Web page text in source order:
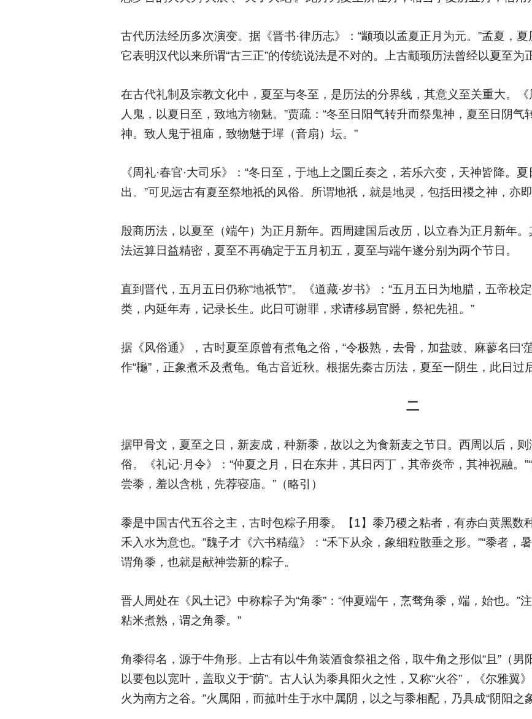
古代历法经历多次演变。据《晋书·律历志》：“颛顼以孟夏正月为元。”孟夏，
它表明汉代以来所谓“古三正”的传统说法是不对的。上古颛顼历法曾经以夏至为
在古代礼制及宗教文化中，夏至与冬至，是历法的分界线，其意义至关重大。《
人鬼，以夏日至，致地方物魅。”贾疏：“冬至日阳气转升而祭鬼神，夏至日阴气
神。致人鬼于祖庙，致物魅于墠（音扇）坛。”
《周礼·春官·大司乐》：“冬日至，于地上之圜丘奏之，若乐六变，天神皆降。
出。”可见远古有夏至祭地祇的风俗。所谓地祇，就是地灵，包括田禝之神，亦即
殷商历法，以夏至（端午）为正月新年。西周建国后改历，以立春为正月新年
法运算日益精密，夏至不再确定于五月初五，夏至与端午遂分别为两个节日。
直到晋代，五月五日仍称“地祇节”。《道藏·岁书》：“五月五日为地腊，五帝校
类，内延年寿，记录长生。此日可谢罪，求请移易官爵，祭祀先祖。”
据《风俗通》，古时夏至原曾有煮龟之俗，“令极熟，去骨，加盐豉、麻蓼名曰‘菹
作“龝”，正象煮禾及煮龟。龟古音近秋。根据先秦古历法，夏至一阴生，此日过
二
据甲骨文，夏至之日，新麦成，种新黍，故以之为食新麦之节日。西周以后，
俗。《礼记·月令》：“仲夏之月，日在东井，其日丙丁，其帝炎帝，其神祝融。
尝黍，羞以含桃，先荐寝庙。”（略引）
黍是中国古代五谷之主，古时包粽子用黍。【1】黍乃稷之粘者，有赤白黄黑数
禾入水为意也。”魏子才《六书精蕴》：“禾下从汆，象细粒散垂之形。”“黍者，
谓角黍，也就是献神尝新的粽子。
晋人周处在《风土记》中称粽子为“角黍”：“仲夏端午，烹骛角黍，端，始也。”
粘米煮熟，谓之角黍。”
角黍得名，源于牛角形。上古有以牛角装酒食祭祖之俗，取牛角之形似“且”（
以要包以宽叶，盖取义于“荫”。古人认为黍具阳火之性，又称“火谷”，《尔雅翼
火为南方之谷。”火属阳，而菰叶生于水中属阴，以之与黍相配，乃具成“阴阳之